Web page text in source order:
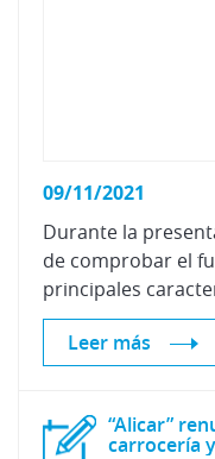
09/11/2021
Durante la
de comprobar el
Leer más
“Alicar”
carrocería